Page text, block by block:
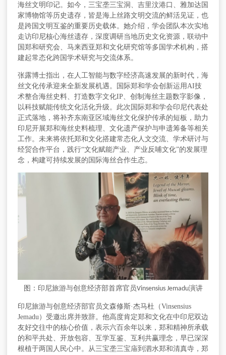
海丝文明印记。如今，三宝垄三宝洞、 吉里汶港口
、雅加达国
家博物馆等历史遗存，皆是海上丝路文明交流的鲜活见证，也
是跨国文明互鉴的重要历史载体。她介绍，学会团队本次实地
走访印尼核心海丝遗存，深度调研当地历史文化资源，联动中
国郑和研究会、马来西亚郑和文化研究馆等多国学术机构，搭
建起常态化跨国学术研究与交流体系。
张露博士指出，在人工智能与数字经济高速发展的新时代，海
丝文化传承迎来全新发展机遇。国际郑和学会创新运用AI技
术整合海丝史料、打造数字文化IP、创制海丝主题数字影像，
以科技赋能传统文化活化升级。此次国际郑和学会印尼代表处
正式落地，将补齐东南亚区域海丝文化保护传承的短板，助力
印尼开展郑和海丝史料梳理、文化遗产保护与申遗筹备等相关
工作。未来将依托郑和文化搭建常态化人文交流、学术研讨与
经贸合作平台，践行“文化赋能产业、产业反哺文化”的发展理
念，构建可持续发展的国际海丝合作生态。
图：印尼旅游与创意经济部首席官员Vinsensius Jemadu演讲
印尼旅游与创意经济部官员文森修斯·杰马杜（Vinsensius
Jemadu）受邀出席并致辞。他高度肯定郑和文化在中印尼双边
友好交往中的核心价值，表示六百余年以来，郑和精神所承载
的和平共处、开放包容、互学互鉴、互利共赢理念，早已深深
根植于两国人民心中。从三宝垄三宝庙到泗水郑和清真寺，郑